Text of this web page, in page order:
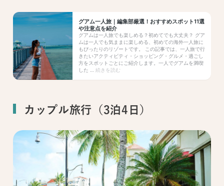
カップル旅行（3泊4日）